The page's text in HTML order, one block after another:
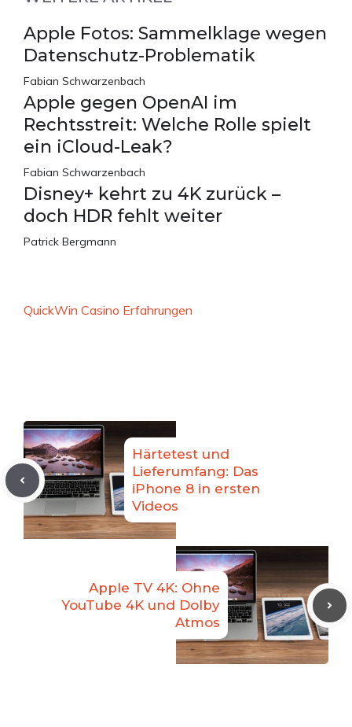
Apple Fotos: Sammelklage wegen
Datenschutz-Problematik
Fabian Schwarzenbach
Apple gegen OpenAI im
Rechtsstreit: Welche Rolle spielt
ein iCloud-Leak?
Fabian Schwarzenbach
Disney+ kehrt zu 4K zurück –
doch HDR fehlt weiter
Patrick Bergmann
QuickWin Casino Erfahrungen
Härtetest und
Lieferumfang: Das
iPhone 8 in ersten
Videos
Apple TV 4K: Ohne
YouTube 4K und Dolby
Atmos